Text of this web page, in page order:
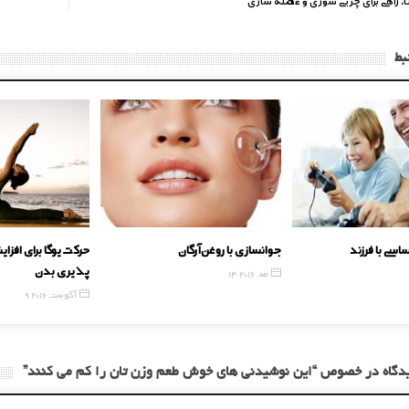
پذیری بدن
9 آگوست, 2016
جوانسازی با روغن آرگان
14 مه, 2016
احساسی با فرزند